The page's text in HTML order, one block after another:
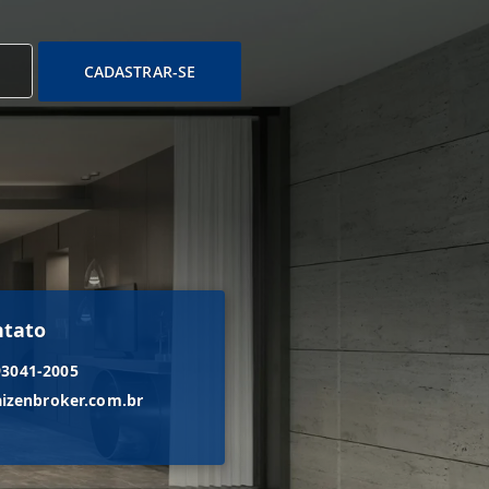
CADASTRAR-SE
2005